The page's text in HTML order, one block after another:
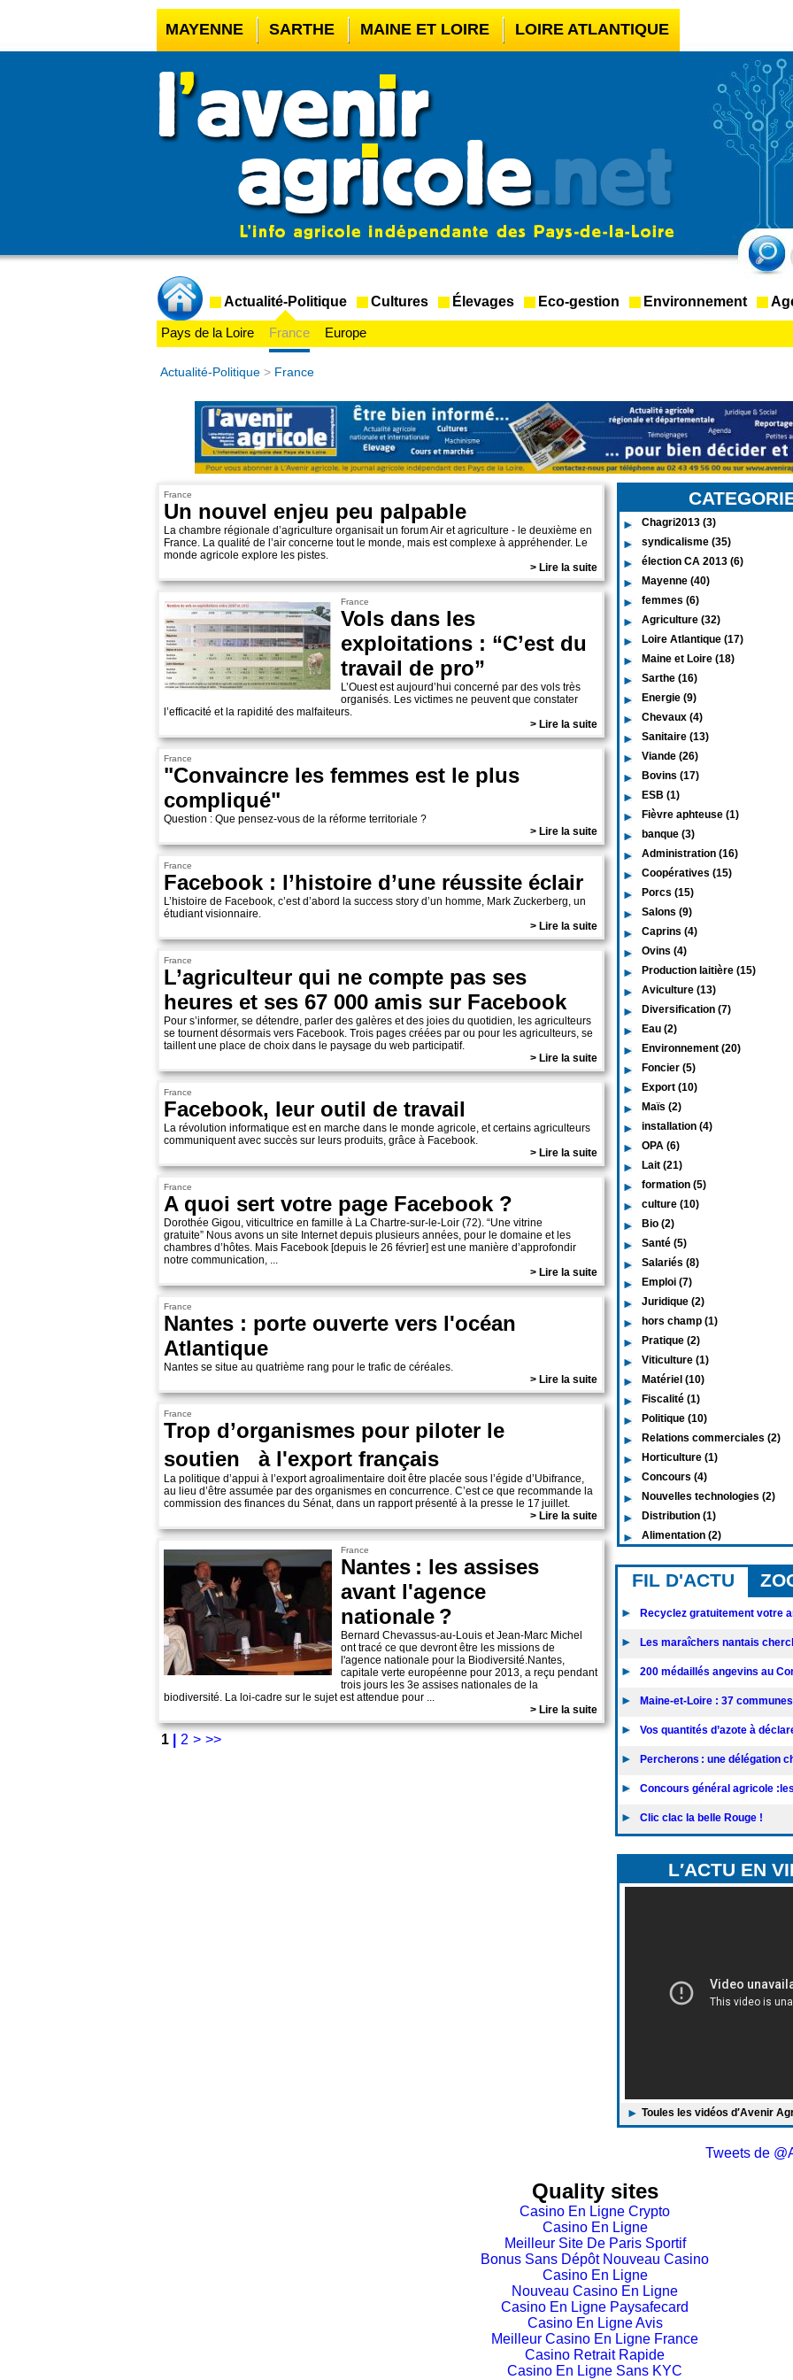
MAYENNE SARTHE MAINE ET LOIRE LOIRE ATLANTIQUE
CASINO EN LIGNE MEILLEUR BOOKMAKER HORS ARJEL
CASINO EN LIGNE FRANCE LÉGAL
CRYPTO CASINO
Actualité-Politique Cultures Élevages Eco-gestion Environnement
Pays de la Loire France Europe
Actualité-Politique > France
France
Un nouvel enjeu peu palpable
La chambre régionale d’agriculture organisait un forum Air et agriculture - le deuxième en
France. La qualité de l’air concerne tout le monde, mais est complexe à appréhender. Le
monde agricole explore les pistes.
> Lire la suite
France
Vols dans les
exploitations : “C’est du
travail de pro”
L’Ouest est aujourd’hui concerné par des vols très
organisés. Les victimes ne peuvent que constater
l’efficacité et la rapidité des malfaiteurs.
> Lire la suite
France
"Convaincre les femmes est le plus
compliqué"
Question : Que pensez-vous de la réforme territoriale ?
> Lire la suite
France
Facebook : l’histoire d’une réussite éclair
L’histoire de Facebook, c’est d’abord la success story d’un homme, Mark Zuckerberg, un
étudiant visionnaire.
> Lire la suite
France
L’agriculteur qui ne compte pas ses
heures et ses 67 000 amis sur Facebook
Pour s’informer, se détendre, parler des galères et des joies du quotidien, les agriculteurs
se tournent désormais vers Facebook. Trois pages créées par ou pour les agriculteurs, se
taillent une place de choix dans le paysage du web participatif.
> Lire la suite
France
Facebook, leur outil de travail
La révolution informatique est en marche dans le monde agricole, et certains agriculteurs
communiquent avec succès sur leurs produits, grâce à Facebook.
> Lire la suite
France
A quoi sert votre page Facebook ?
Dorothée Gigou, viticultrice en famille à La Chartre-sur-le-Loir (72). “Une vitrine
gratuite” Nous avons un site Internet depuis plusieurs années, pour le domaine et les
chambres d’hôtes. Mais Facebook [depuis le 26 février] est une manière d’approfondir
notre communication, ...
> Lire la suite
France
Nantes : porte ouverte vers l'océan
Atlantique
Nantes se situe au quatrième rang pour le trafic de céréales.
> Lire la suite
France
Trop d’organismes pour piloter le
soutien à l'export français
La politique d’appui à l’export agroalimentaire doit être placée sous l’égide d’Ubifrance,
au lieu d’être assumée par des organismes en concurrence. C’est ce que recommande la
commission des finances du Sénat, dans un rapport présenté à la presse le 17 juillet.
> Lire la suite
France
Nantes : les assises
avant l'agence
nationale ?
Bernard Chevassus-au-Louis et Jean-Marc Michel
ont tracé ce que devront être les missions de
l'agence nationale pour la Biodiversité.Nantes,
capitale verte européenne pour 2013, a reçu pendant
trois jours les 3e assises nationales de la
biodiversité. La loi-cadre sur le sujet est attendue pour ...
> Lire la suite
1 2 > >>
Chagri2013 (3)
syndicalisme (35)
élection CA 2013 (6)
Mayenne (40)
femmes (6)
Agriculture (32)
Loire Atlantique (17)
Maine et Loire (18)
Sarthe (16)
Energie (9)
Chevaux (4)
Sanitaire (13)
Viande (26)
Bovins (17)
ESB (1)
Fièvre aphteuse (1)
banque (3)
Administration (16)
Coopératives (15)
Porcs (15)
Salons (9)
Caprins (4)
Ovins (4)
Production laitière (15)
Aviculture (13)
Diversification (7)
Eau (2)
Environnement (20)
Foncier (5)
Export (10)
Maïs (2)
installation (4)
OPA (6)
Lait (21)
formation (5)
culture (10)
Bio (2)
Santé (5)
Salariés (8)
Emploi (7)
Juridique (2)
hors champ (1)
Pratique (2)
Viticulture (1)
Matériel (10)
Fiscalité (1)
Politique (10)
Relations commerciales (2)
Horticulture (1)
Concours (4)
Nouvelles technologies (2)
Distribution (1)
Alimentation (2)
FIL D'ACTU
Recyclez gratuitement votre
Les maraîchers nantais
200 médaillés angevins au
Maine-et-Loire : 37
Vos quantités d’azote à
Percherons : une délégation
Concours général agricole
Clic clac la belle Rouge !
L′ACTU EN
Toules les vidéos d′Avenir
Tweets de
Quality sites
Casino En Ligne Crypto
Casino En Ligne
Meilleur Site De Paris Sportif
Bonus Sans Dépôt Nouveau Casino
Casino En Ligne
Nouveau Casino En Ligne
Casino En Ligne Paysafecard
Casino En Ligne Avis
Meilleur Casino En Ligne France
Casino Retrait Rapide
Casino En Ligne Sans KYC